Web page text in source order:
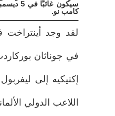
سيكون
كامب نو.
لقد وجد أينتراخت
في جوناثان
إكتيكيه إلى
اللاعب الدولي